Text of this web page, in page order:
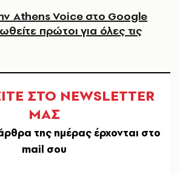
Athens Voice στο Google
πρώτοι για όλες τις
ΣΤΟ NEWSLETTER
ΜΑΣ
της ημέρας έρχονται στο
mail σου